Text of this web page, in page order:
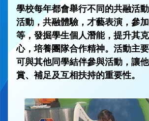
學校每年都會舉行不同的共融活
活動，共融體驗，才藝表演，參
等，發掘學生個人潛能，提升其
心，培養團隊合作精神。活動主
可與其他同學結伴參與活動，讓
賞、補足及互相扶持的重要性。